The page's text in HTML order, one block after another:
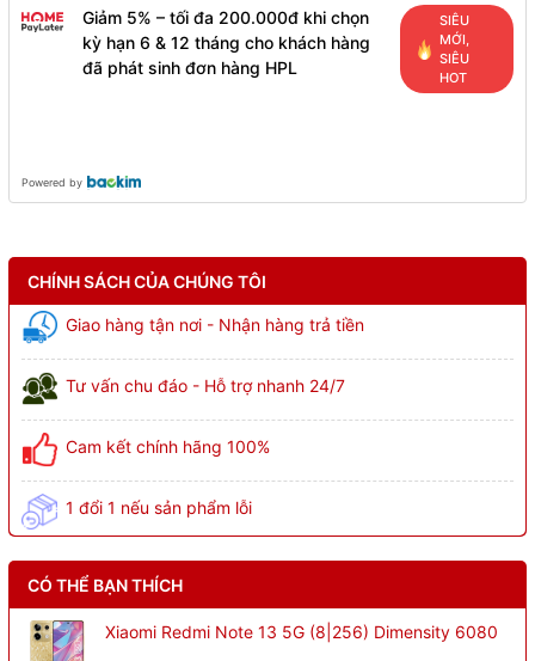
Giảm 5% – tối đa 200.000đ khi chọn
kỳ hạn 6 & 12 tháng cho khách hàng
đã phát sinh đơn hàng HPL
SIÊU
MỚI,
SIÊU
HOT
Powered by
CHÍNH SÁCH CỦA CHÚNG TÔI
Giao hàng tận nơi - Nhận hàng trả tiền
Tư vấn chu đáo - Hỗ trợ nhanh 24/7
Cam kết chính hãng 100%
1 đổi 1 nếu sản phẩm lỗi
CÓ THỂ BẠN THÍCH
Xiaomi Redmi Note 13 5G (8|256) Dimensity 6080